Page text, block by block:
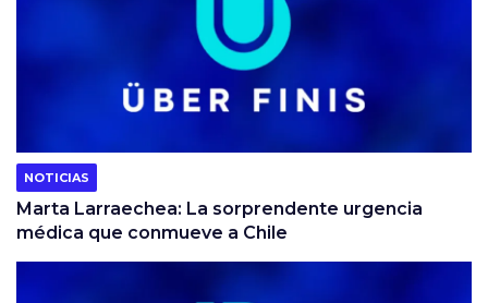
NOTICIAS
Marta Larraechea: La sorprendente urgencia
médica que conmueve a Chile